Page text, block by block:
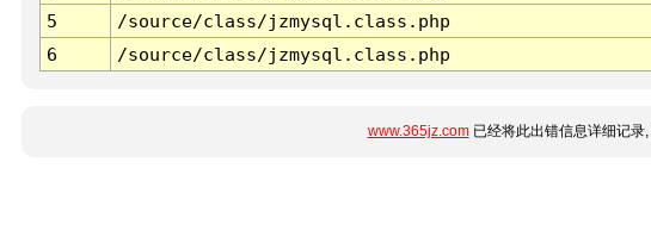
5
/source/class/jzmysql.class.php
6
/source/class/jzmysql.class.php
www.365jz.com已经将此出错信息详细记录